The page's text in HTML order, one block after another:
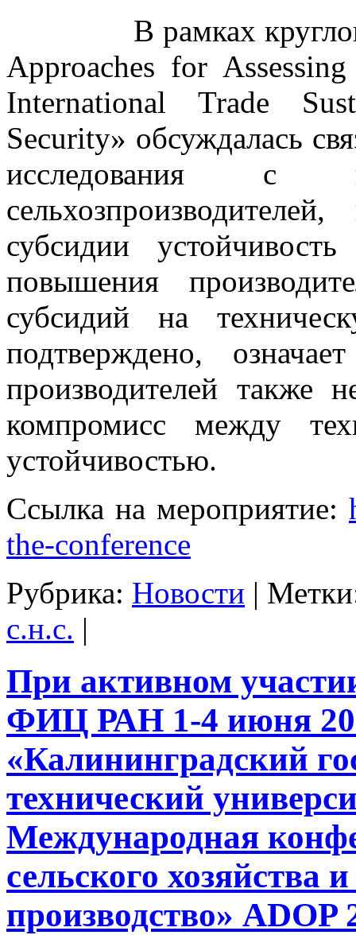
В рамках круглого
Approaches for
International Trade
Security» обсуждалась
исследования с
субсидии
повышения
субсидий на
подтверждено,
производителей также
компромисс между
устойчивостью.
Ссылка на мероприятие:
the-conference
Рубрика: Новости |
с.н.с. |
При активном
ФИЦ РАН 1-4 июня
«Калининградский
технический
Международная
сельского хозяйства
производство» ADOP